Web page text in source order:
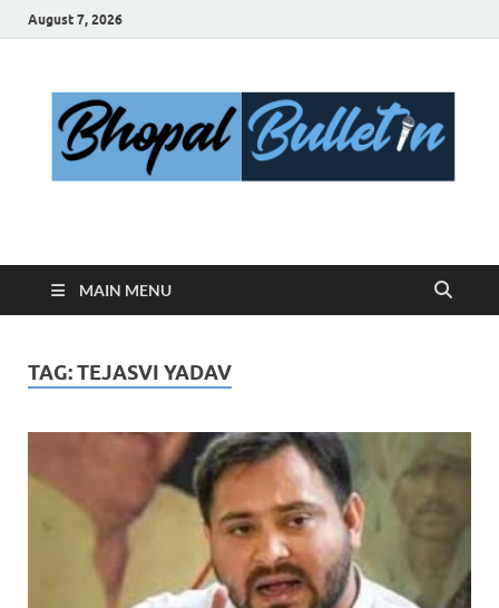
August 7, 2026
Bhopal Bulletin
MAIN MENU
TAG:TEJASVI YADAV